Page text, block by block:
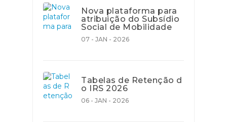
Nova plataforma para
atribuição do Subsídio
Social de Mobilidade
07 - JAN - 2026
Tabelas de Retenção d
o IRS 2026
06 - JAN - 2026